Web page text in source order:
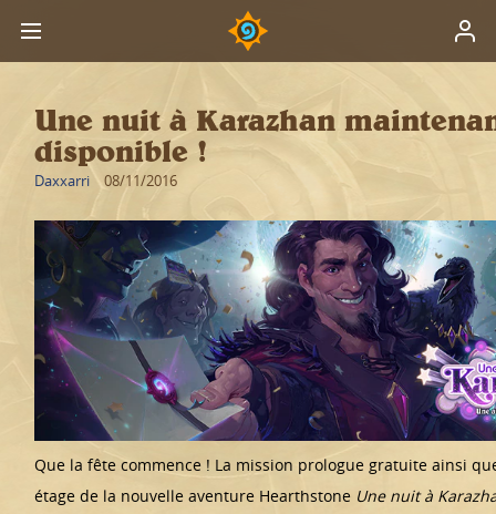
Une nuit à Karazhan
disponible !
Daxxarri 08/11/2016
Que la fête commence ! La mission prologue gratuite ainsi
étage de la nouvelle aventure Hearthstone Une nuit à